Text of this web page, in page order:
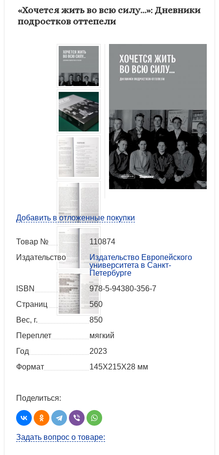
«Хочется жить во всю силу…»: Дневники
подростков оттепели
Добавить в отложенные покупки
Товар №
110874
Издательство
Издательство Европейского
университета в Санкт-
Петербурге
ISBN
978-5-94380-356-7
Страниц
560
Вес, г.
850
Переплет
мягкий
Год
2023
Формат
145Х215Х28 мм
Поделиться:
Задать вопрос о товаре: